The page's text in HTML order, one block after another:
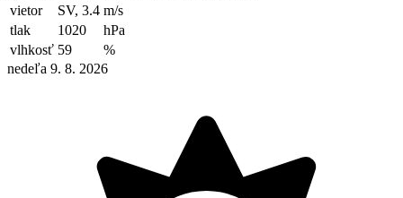
vietor
SV, 3.4 m/s
tlak
1020
hPa
vlhkosť 59
%
nedeľa 9. 8. 2026